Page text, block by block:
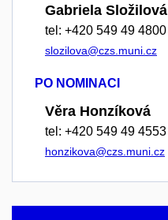
Gabriela Složilová
tel: +420 549 49 4800
slozilova@czs.muni.cz
PO NOMINACI
Věra Honzíková
tel: +420 549 49 4553
honzikova@czs.muni.cz